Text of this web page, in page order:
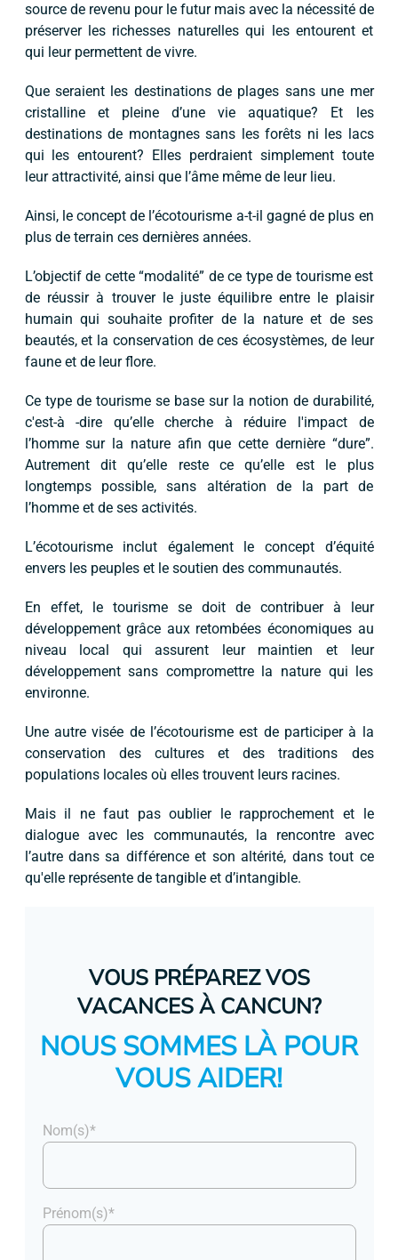
source de revenu pour le futur mais avec la nécessité de
préserver les richesses naturelles qui les entourent et
qui leur permettent de vivre.
Que seraient les destinations de plages sans une mer
cristalline et pleine d’une vie aquatique? Et les
destinations de montagnes sans les forêts ni les lacs
qui les entourent? Elles perdraient simplement toute
leur attractivité, ainsi que l’âme même de leur lieu.
Ainsi, le concept de l’écotourisme a-t-il gagné de plus en
plus de terrain ces dernières années.
L’objectif de cette “modalité” de ce type de tourisme est
de réussir à trouver le juste équilibre entre le plaisir
humain qui souhaite profiter de la nature et de ses
beautés, et la conservation de ces écosystèmes, de leur
faune et de leur flore.
Ce type de tourisme se base sur la notion de durabilité,
c'est-à -dire qu’elle cherche à réduire l'impact de
l’homme sur la nature afin que cette dernière “dure”.
Autrement dit qu’elle reste ce qu’elle est le plus
longtemps possible, sans altération de la part de
l’homme et de ses activités.
L’écotourisme inclut également le concept d’équité
envers les peuples et le soutien des communautés.
En effet, le tourisme se doit de contribuer à leur
développement grâce aux retombées économiques au
niveau local qui assurent leur maintien et leur
développement sans compromettre la nature qui les
environne.
Une autre visée de l’écotourisme est de participer à la
conservation des cultures et des traditions des
populations locales où elles trouvent leurs racines.
Mais il ne faut pas oublier le rapprochement et le
dialogue avec les communautés, la rencontre avec
l’autre dans sa différence et son altérité, dans tout ce
qu'elle représente de tangible et d’intangible.
VOUS PRÉPAREZ VOS
VACANCES À CANCUN?
NOUS SOMMES LÀ POUR
VOUS AIDER!
Nom(s)*
Prénom(s)*